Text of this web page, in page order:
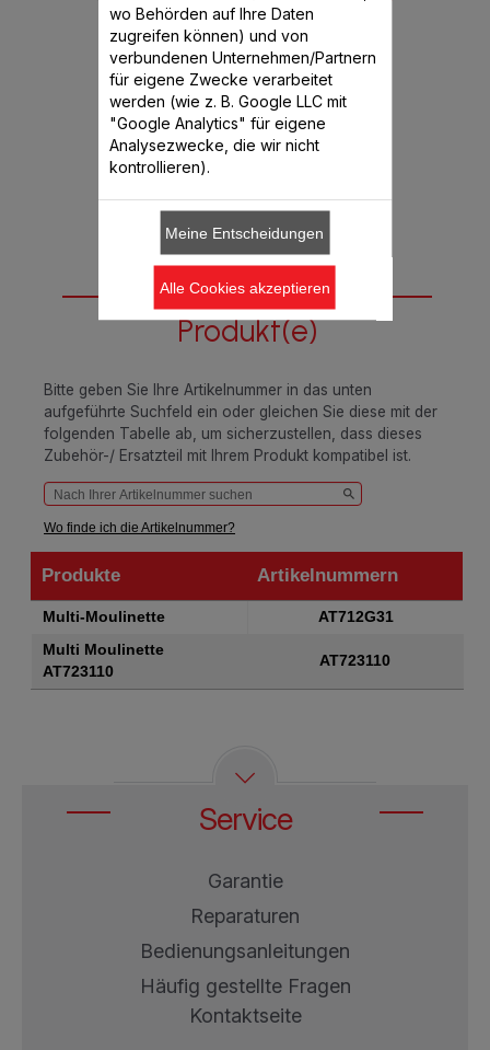
gelingen Milchshakes und
Schlagsahne auf Anhieb
Verfügbare Menge.
CHF 5.50
In den Warenkorb legen
Passend für 2
Produkt(e)
Bitte geben Sie Ihre Artikelnummer in das unten
aufgeführte Suchfeld ein oder gleichen Sie diese mit der
folgenden Tabelle ab, um sicherzustellen, dass dieses
Zubehör-/ Ersatzteil mit Ihrem Produkt kompatibel ist.
Wo finde ich die Artikelnummer?
Produkte
Artikelnummern
Produkte
Artikelnummern
Multi-Moulinette
AT712G31
Multi Moulinette
AT723110
AT723110
Service
Garantie
Reparaturen
Bedienungsanleitungen
Häufig gestellte Fragen
Kontaktseite
wo Behörden auf Ihre Daten
zugreifen können) und von
verbundenen Unternehmen/Partnern
für eigene Zwecke verarbeitet
werden (wie z. B. Google LLC mit
"Google Analytics" für eigene
Analysezwecke, die wir nicht
kontrollieren).
Meine Entscheidungen
Alle Cookies akzeptieren